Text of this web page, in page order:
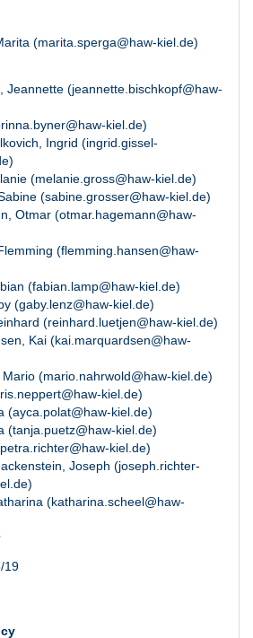
(marita.sperga@haw-kiel.de)
Jeannette (jeannette.bischkopf@haw-
kiel.de)
Ingrid (ingrid.gissel-
(melanie.gross@haw-kiel.de)
(sabine.grosser@haw-kiel.de)
Otmar (otmar.hagemann@haw-
(flemming.hansen@haw-
(fabian.lamp@haw-kiel.de)
(gaby.lenz@haw-kiel.de)
(reinhard.luetjen@haw-kiel.de)
Kai (kai.marquardsen@haw-
(mario.nahrwold@haw-kiel.de)
kiel.de)
(ayca.polat@haw-kiel.de)
(tanja.puetz@haw-kiel.de)
kiel.de)
Joseph (joseph.richter-
(katharina.scheel@haw-
19